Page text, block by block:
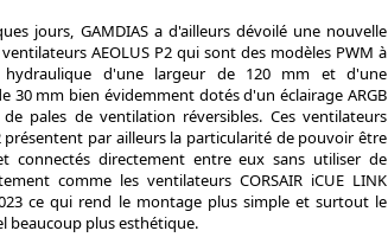
jours, GAMDIAS a d'ailleurs dévoilé une nouvelle
AEOLUS P2 qui sont des modèles PWM à
hydraulique d'une largeur de 120 mm et d'une
30 mm bien évidemment dotés d'un éclairage ARGB
de pales de ventilation réversibles. Ces ventilateurs
présentent par ailleurs la particularité de pouvoir être
connectés directement entre eux sans utiliser de
comme les ventilateurs CORSAIR iCUE LINK
ce qui rend le montage plus simple et surtout le
beaucoup plus esthétique.